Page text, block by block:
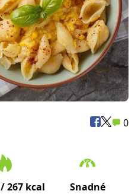
0
267 kcal Snadné